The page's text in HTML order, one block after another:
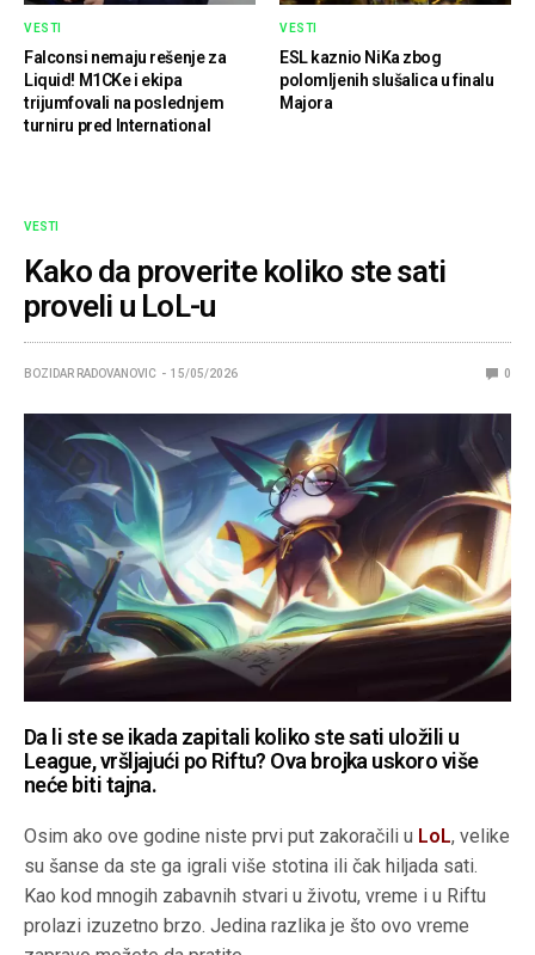
VESTI
Falconsi nemaju rešenje za
Liquid! M1CKe i ekipa
trijumfovali na poslednjem
turniru pred International
VESTI
ESL kaznio NiKa zbog
polomljenih slušalica u finalu
Majora
VESTI
Kako da proverite koliko ste sati
proveli u LoL-u
BOZIDAR RADOVANOVIC 15/05/2026 0
Da li ste se ikada zapitali koliko ste sati uložili u
League, vršljajući po Riftu? Ova brojka uskoro više
neće biti tajna.
Osim ako ove godine niste prvi put zakoračili u LoL, velike
su šanse da ste ga igrali više stotina ili čak hiljada sati.
Kao kod mnogih zabavnih stvari u životu, vreme i u Riftu
prolazi izuzetno brzo. Jedina razlika je što ovo vreme